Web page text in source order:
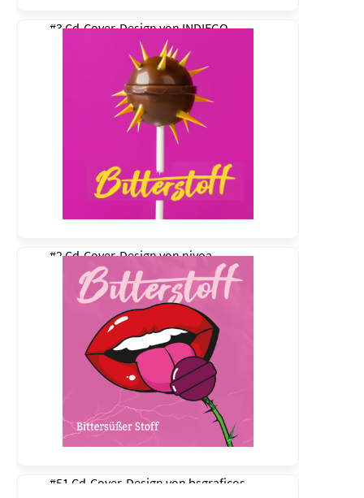
#3 Cd-Cover-Design vonINDIEGO
#2 Cd-Cover-Design vonnivoa
#51 Cd-Cover-Design von bsgraficos